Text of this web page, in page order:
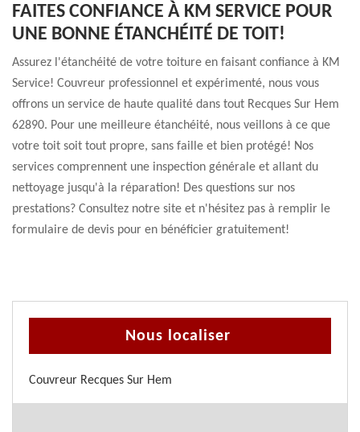
FAITES CONFIANCE À KM SERVICE POUR
UNE BONNE ÉTANCHÉITÉ DE TOIT!
Assurez l'étanchéité de votre toiture en faisant confiance à KM
Service! Couvreur professionnel et expérimenté, nous vous
offrons un service de haute qualité dans tout Recques Sur Hem
62890. Pour une meilleure étanchéité, nous veillons à ce que
votre toit soit tout propre, sans faille et bien protégé! Nos
services comprennent une inspection générale et allant du
nettoyage jusqu'à la réparation! Des questions sur nos
prestations? Consultez notre site et n'hésitez pas à remplir le
formulaire de devis pour en bénéficier gratuitement!
Nous localiser
Couvreur Recques Sur Hem